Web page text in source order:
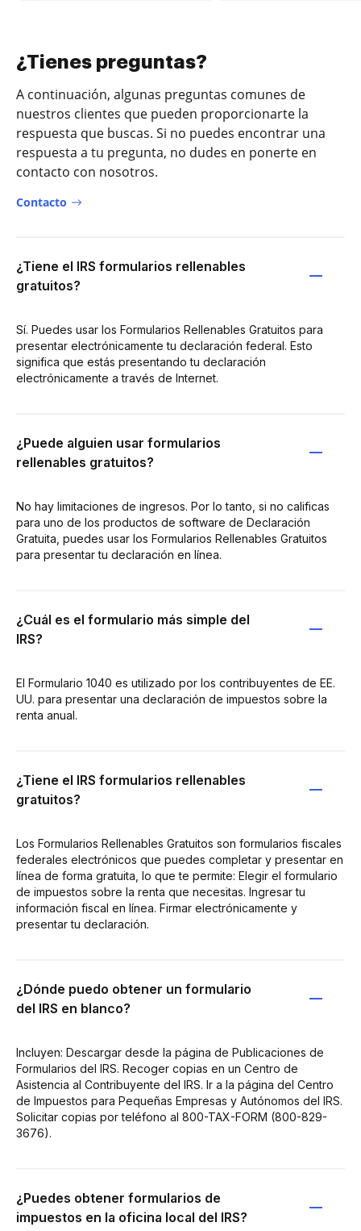
¿Tienes preguntas?
A continuación, algunas preguntas comunes de
nuestros clientes que pueden proporcionarte la
respuesta que buscas. Si no puedes encontrar una
respuesta a tu pregunta, no dudes en ponerte en
contacto con nosotros.
Contacto
¿Tiene el IRS formularios rellenables
gratuitos?
Sí. Puedes usar los Formularios Rellenables Gratuitos para
presentar electrónicamente tu declaración federal. Esto
significa que estás presentando tu declaración
electrónicamente a través de Internet.
¿Puede alguien usar formularios
rellenables gratuitos?
No hay limitaciones de ingresos. Por lo tanto, si no calificas
para uno de los productos de software de Declaración
Gratuita, puedes usar los Formularios Rellenables Gratuitos
para presentar tu declaración en línea.
¿Cuál es el formulario más simple del
IRS?
El Formulario 1040 es utilizado por los contribuyentes de EE.
UU. para presentar una declaración de impuestos sobre la
renta anual.
¿Tiene el IRS formularios rellenables
gratuitos?
Los Formularios Rellenables Gratuitos son formularios fiscales
federales electrónicos que puedes completar y presentar en
línea de forma gratuita, lo que te permite: Elegir el formulario
de impuestos sobre la renta que necesitas. Ingresar tu
información fiscal en línea. Firmar electrónicamente y
presentar tu declaración.
¿Dónde puedo obtener un formulario
del IRS en blanco?
Incluyen: Descargar desde la página de Publicaciones de
Formularios del IRS. Recoger copias en un Centro de
Asistencia al Contribuyente del IRS. Ir a la página del Centro
de Impuestos para Pequeñas Empresas y Autónomos del IRS.
Solicitar copias por teléfono al 800-TAX-FORM (800-829-
3676).
¿Puedes obtener formularios de
impuestos en la oficina local del IRS?